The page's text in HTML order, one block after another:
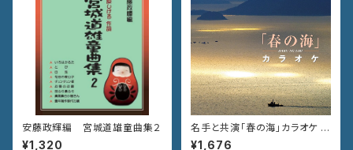
安藤政輝編 宮城道雄童曲集２
¥1,320
名手と共演「春の海」カラオケ V
ZCG-710
¥1,676